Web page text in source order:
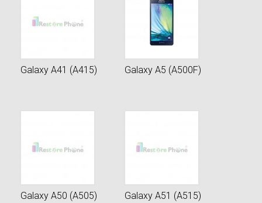
Galaxy A41 (A415) Galaxy A5 (A500F)
Galaxy A50 (A505) Galaxy A51 (A515)